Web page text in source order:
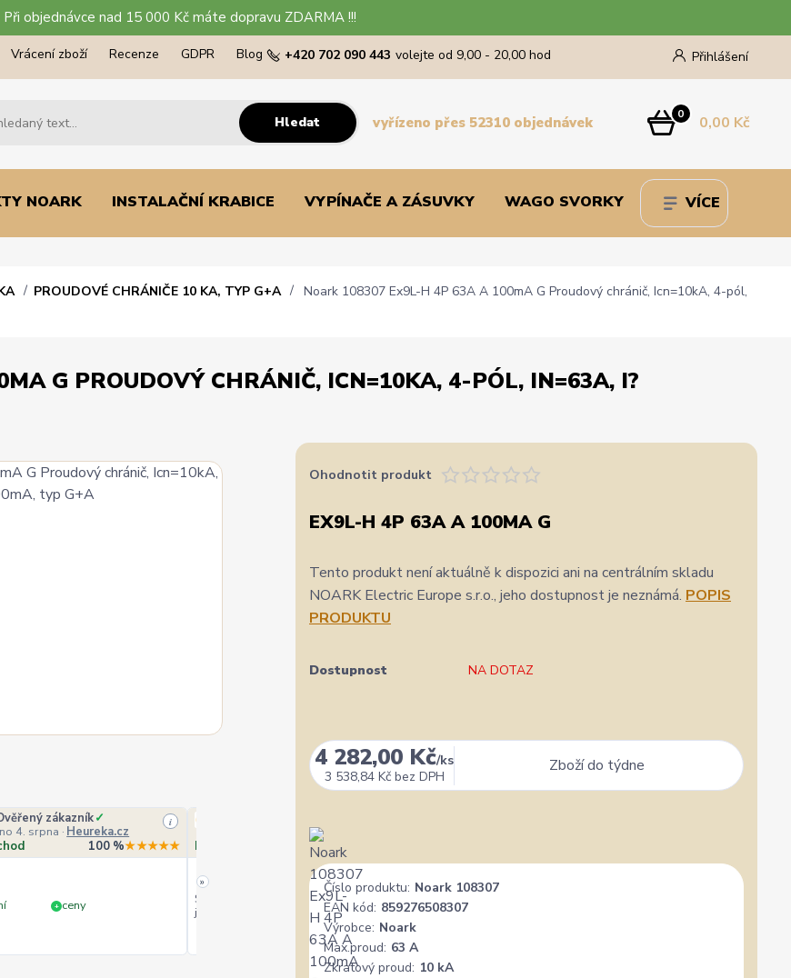
Při objednávce nad 15 000 Kč máte dopravu ZDARMA !!!
Vrácení zboží Recenze GDPR Blog Přihlášení
Hledat
+420 702 090 443 volejte od 9,00 - 20,00 hod
0 0,00 Kč
vyřízeno přes 52310 objednávek
NOARK INSTALAČNÍ KRABICE VYPÍNAČE A ZÁSUVKY WAGO SVORKY VÍCE
PROUDOVÉ CHRÁNIČE 10 KA, TYP G+A
Noark 108307 Ex9L-H 4P 63A A 100mA G Proudový chránič, Icn=10kA, 4-pól,
G PROUDOVÝ CHRÁNIČ, ICN=10KA, 4-PÓL, IN=63A, I?
zákazník✓
4. srpna · Heureka.cz
i
100 %★★★★★
+ ceny
Přidáno 4. srpna
Doporučuje obchod
Široký výběr, milý a vstřícný personál. Mohu
jedině doporučit.
»
Ohodnotit produkt
EX9L-H 4P 63A A 100MA G
Tento produkt není aktuálně k dispozici ani na centrálním skladu
NOARK Electric Europe s.r.o., jeho dostupnost je neznámá. POPIS
PRODUKTU
Dostupnost NA DOTAZ
4 282,00 Kč/ks
3 538,84 Kč bez DPH
Zboží do týdne
Číslo produktu: Noark 108307
EAN kód: 859276508307
Výrobce: Noark
Max.proud: 63 A
Zkratový proud: 10 kA